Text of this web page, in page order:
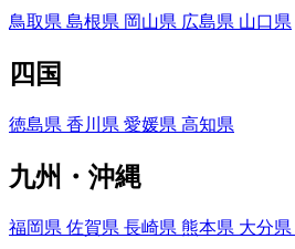
鳥取県 島根県 岡山県 広島県 山口県
四国
徳島県 香川県 愛媛県 高知県
九州・沖縄
福岡県 佐賀県 長崎県 熊本県 大分県